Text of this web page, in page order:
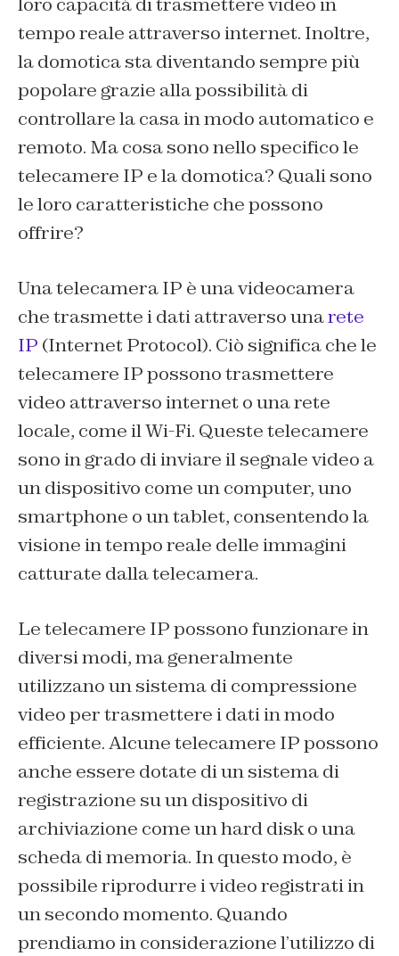
loro capacità di trasmettere video in
tempo reale attraverso internet. Inoltre,
la domotica sta diventando sempre più
popolare grazie alla possibilità di
controllare la casa in modo automatico e
remoto. Ma cosa sono nello specifico le
telecamere IP e la domotica? Quali sono
le loro caratteristiche che possono
offrire?
Una telecamera IP è una videocamera
che trasmette i dati attraverso unarete
IP (Internet Protocol). Ciò significa che le
telecamere IP possono trasmettere
video attraverso internet o una rete
locale, come il Wi-Fi. Queste telecamere
sono in grado di inviare il segnale video a
un dispositivo come un computer, uno
smartphone o un tablet, consentendo la
visione in tempo reale delle immagini
catturate dalla telecamera.
Le telecamere IP possono funzionare in
diversi modi, ma generalmente
utilizzano un sistema di compressione
video per trasmettere i dati in modo
efficiente. Alcune telecamere IP possono
anche essere dotate di un sistema di
registrazione su un dispositivo di
archiviazione come un hard disk o una
scheda di memoria. In questo modo, è
possibile riprodurre i video registrati in
un secondo momento. Quando
prendiamo in considerazione l’utilizzo di